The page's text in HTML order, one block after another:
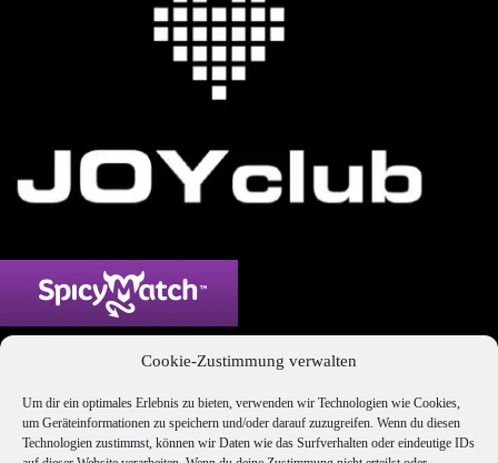
Cookie-Zustimmung verwalten
Um dir ein optimales Erlebnis zu bieten, verwenden wir Technologien wie Cookies,
um Geräteinformationen zu speichern und/oder darauf zuzugreifen. Wenn du diesen
Technologien zustimmst, können wir Daten wie das Surfverhalten oder eindeutige IDs